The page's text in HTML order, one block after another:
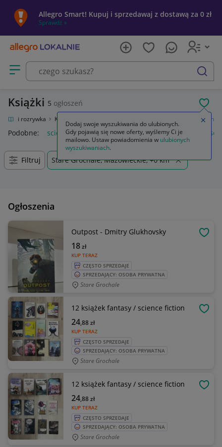
Allegro Smart! Kupuj i sprzedawaj z dostawą za 0 zł
Sprawdź »
Otwórz menu z kategoriami
szukaj
Książki 5 ogłoszeń
i rozrywka Książki Science fiction
Podobne: science fiction fantasy science fiction fantasy
Filtruj Stare Grochale, Mazowieckie, +0 km
Ogłoszenia
Outpost - Dmitry Glukhovsky
KUP TERAZ
18zł
CZĘSTO SPRZEDAJE
SPRZEDAJĄCY: OSOBA PRYWATNA
Stare Grochale
12 książek fantasy / science fiction
KUP TERAZ
24,88zł
CZĘSTO SPRZEDAJE
SPRZEDAJĄCY: OSOBA PRYWATNA
Stare Grochale
12 książek fantasy / science fiction
KUP TERAZ
24,88zł
CZĘSTO SPRZEDAJE
SPRZEDAJĄCY: OSOBA PRYWATNA
Stare Grochale
Dodaj swoje wyszukiwania do ulubionych.
Gdy pojawią się nowe oferty, wyślemy Ci je
mailowo. Ustaw powiadomienia w ulubionych
wyszukiwaniach.